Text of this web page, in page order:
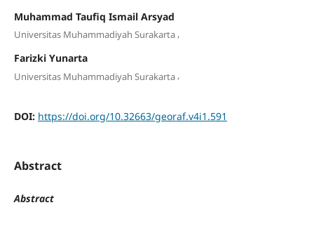
Muhammad Taufiq Ismail Arsyad
Universitas Muhammadiyah Surakarta,
Farizki Yunarta
Universitas Muhammadiyah Surakarta,
DOI: https://doi.org/10.32663/georaf.v4i1.591
Abstract
Abstract